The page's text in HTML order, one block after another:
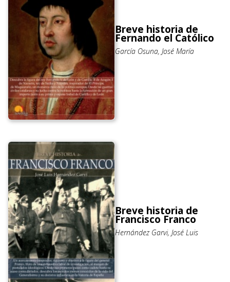
Breve historia de
Fernando el Católico
García Osuna, José María
Breve historia de
Francisco Franco
Hernández Garvi, José Luis